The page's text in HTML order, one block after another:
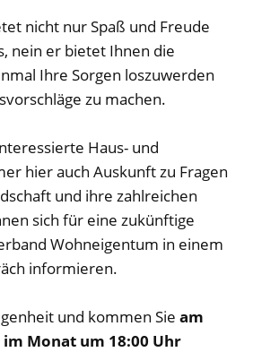
nicht nur Spaß und Freude
nein er bietet Ihnen die
Ihre Sorgen loszuwerden
zu machen.
Haus- und
hier auch Auskunft zu Fragen
und ihre zahlreichen
sich für eine zukünftige
Wohneigentum in einem
informieren.
und kommen Sie am
Monat um 18:00 Uhr